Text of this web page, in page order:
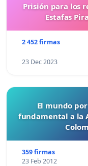
Prisión para los
Estafas
2 452 firmas
23 Dec 2023
El mundo
fundamental a la
359 firmas
23 Feb 2012